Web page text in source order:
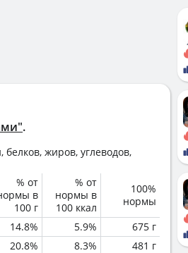
.
жиров, углеводов,
% от
в
100 г
% от
нормы в
100 ккал
100%
нормы
14.8% 5.9%
675 г
20.8% 8.3%
481 г